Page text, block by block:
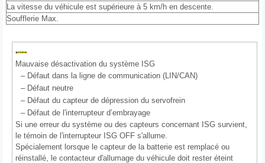
La vitesse du véhicule est supérieure à 5 km/h en descente.
Soufflerie Max.
Mauvaise désactivation du système ISG
– Défaut dans la ligne de communication (LIN/CAN)
– Défaut neutre
– Défaut du capteur de dépression du servofrein
– Défaut de l'interrupteur d’embrayage
Si une erreur du système ou des capteurs concernant ISG survient,
le témoin de l'interrupteur ISG OFF s'allume.
Spécialement lorsque le capteur de la batterie est remplacé ou
réinstallé, le contacteur d'allumage du véhicule doit rester éteint